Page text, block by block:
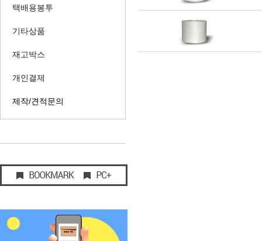
택배용봉투
기타상품
재고박스
개인결제
제작/견적문의